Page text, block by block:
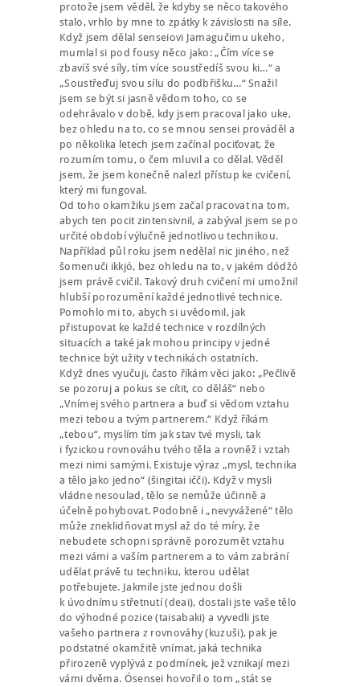
protože jsem věděl, že kdyby se něco takového
stalo, vrhlo by mne to zpátky k závislosti na síle.
Když jsem dělal senseiovi Jamagučimu ukeho,
mumlal si pod fousy něco jako: „Čím více se
zbavíš své síly, tím více soustředíš svou ki…“ a
„Soustřeďuj svou sílu do podbřišku…“ Snažil
jsem se být si jasně vědom toho, co se
odehrávalo v době, kdy jsem pracoval jako uke,
bez ohledu na to, co se mnou sensei prováděl a
po několika letech jsem začínal pociťovat, že
rozumím tomu, o čem mluvil a co dělal. Věděl
jsem, že jsem konečně nalezl přístup ke cvičení,
který mi fungoval.
Od toho okamžiku jsem začal pracovat na tom,
abych ten pocit zintensivnil, a zabýval jsem se po
určité období výlučně jednotlivou technikou.
Například půl roku jsem nedělal nic jiného, než
šomenuči ikkjó, bez ohledu na to, v jakém dódžó
jsem právě cvičil. Takový druh cvičení mi umožnil
hlubší porozumění každé jednotlivé technice.
Pomohlo mi to, abych si uvědomil, jak
přistupovat ke každé technice v rozdílných
situacích a také jak mohou principy v jedné
technice být užity v technikách ostatních.
Když dnes vyučuji, často říkám věci jako: „Pečlivě
se pozoruj a pokus se cítit, co děláš“ nebo
„Vnímej svého partnera a buď si vědom vztahu
mezi tebou a tvým partnerem.“ Když říkám
„tebou“, myslím tím jak stav tvé mysli, tak
i fyzickou rovnováhu tvého těla a rovněž i vztah
mezi nimi samými. Existuje výraz „mysl, technika
a tělo jako jedno“ (šingitai ičči). Když v mysli
vládne nesoulad, tělo se nemůže účinně a
účelně pohybovat. Podobně i „nevyvážené“ tělo
může zneklidňovat mysl až do té míry, že
nebudete schopni správně porozumět vztahu
mezi vámi a vaším partnerem a to vám zabrání
udělat právě tu techniku, kterou udělat
potřebujete. Jakmile jste jednou došli
k úvodnímu střetnutí (deai), dostali jste vaše tělo
do výhodné pozice (taisabaki) a vyvedli jste
vašeho partnera z rovnováhy (kuzuši), pak je
podstatné okamžitě vnímat, jaká technika
přirozeně vyplývá z podmínek, jež vznikají mezi
vámi dvěma. Ósensei hovořil o tom „stát se